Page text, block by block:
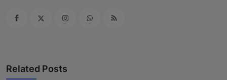
Related Posts